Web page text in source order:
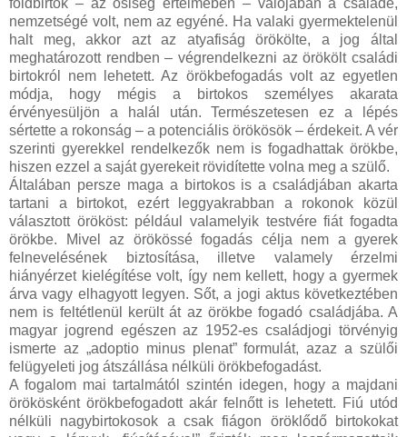
földbirtok – az ősiség értelmében – valójában a családé,
nemzetségé volt, nem az egyéné. Ha valaki gyermektelenül
halt meg, akkor azt az atyafiság örökölte, a jog által
meghatározott rendben – végrendelkezni az örökölt családi
birtokról nem lehetett. Az örökbefogadás volt az egyetlen
módja, hogy mégis a birtokos személyes akarata
érvényesüljön a halál után. Természetesen ez a lépés
sértette a rokonság – a potenciális örökösök – érdekeit. A vér
szerinti gyerekkel rendelkezők nem is fogadhattak örökbe,
hiszen ezzel a saját gyerekeit rövidítette volna meg a szülő.
Általában persze maga a birtokos is a családjában akarta
tartani a birtokot, ezért leggyakrabban a rokonok közül
választott örököst: például valamelyik testvére fiát fogadta
örökbe. Mivel az örökössé fogadás célja nem a gyerek
felnevelésének biztosítása, illetve valamely érzelmi
hiányérzet kielégítése volt, így nem kellett, hogy a gyermek
árva vagy elhagyott legyen. Sőt, a jogi aktus következtében
nem is feltétlenül került át az örökbe fogadó családjába. A
magyar jogrend egészen az 1952-es családjogi törvényig
ismerte az „adoptio minus plenat” formulát, azaz a szülői
felügyeleti jog átszállása nélküli örökbefogadást.
A fogalom mai tartalmától szintén idegen, hogy a majdani
örökösként örökbefogadott akár felnőtt is lehetett. Fiú utód
nélküli nagybirtokosok a csak fiágon öröklődő birtokokat